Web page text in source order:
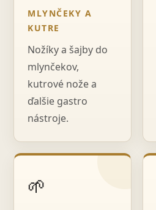
MLYNČEKY A
KUTRE
Nožíky a šajby do
mlynčekov,
kutrové nože a
ďalšie gastro
nástroje.
🌱